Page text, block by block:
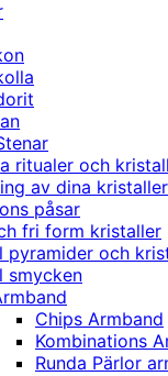
ritualer och
av dina kristaller
påsar
fri form kristaller
pyramider och
smycken
Chips Armband
Kombinations
Runda Pärlor